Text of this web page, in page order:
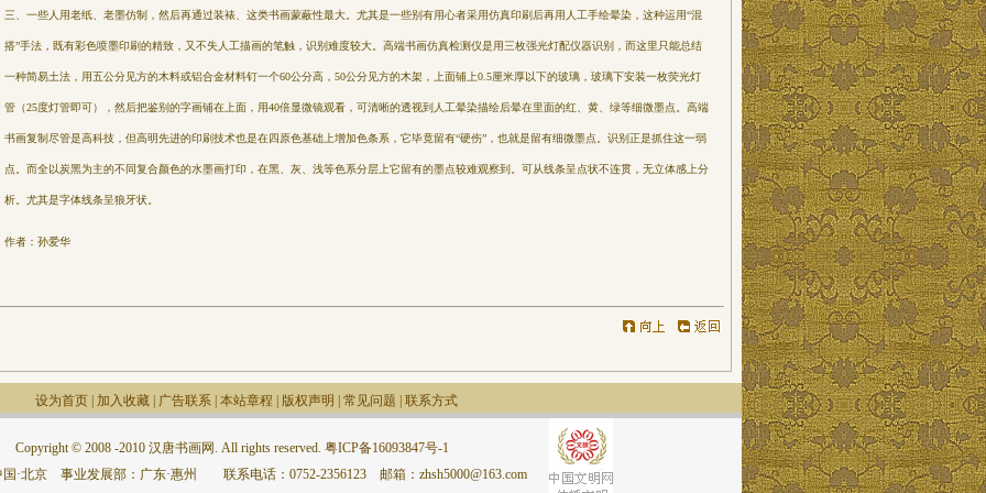
三、一些人用老纸、老墨仿制，然后再通过装裱、这类书画蒙蔽性最大。尤其是一些别有用心者采用仿真印刷后再用人工手绘晕染，这种运用“混
搭”手法，既有彩色喷墨印刷的精致，又不失人工描画的笔触，识别难度较大。高端书画仿真检测仪是用三枚强光灯配仪器识别，而这里只能总结
一种简易土法，用五公分见方的木料或铝合金材料钉一个60公分高，50公分见方的木架，上面铺上0.5厘米厚以下的玻璃，玻璃下安装一枚荧光灯
管（25度灯管即可），然后把鉴别的字画铺在上面，用40倍显微镜观看，可清晰的透视到人工晕染描绘后晕在里面的红、黄、绿等细微墨点。高端
书画复制尽管是高科技，但高明先进的印刷技术也是在四原色基础上增加色条系，它毕竟留有“硬伤”，也就是留有细微墨点。识别正是抓住这一弱
点。而全以炭黑为主的不同复合颜色的水墨画打印，在黑、灰、浅等色系分层上它留有的墨点较难观察到。可从线条呈点状不连贯，无立体感上分
析。尤其是字体线条呈狼牙状。
作者： 孙爱华
设为首页 加入收藏 广告联系 本站章程 版权声明 常见问题 联系方式
Copyright © 2008 -2010 汉唐书画网. All rights reserved. 粤ICP备16093847号-1
国·北京 事业发展部：广东·惠州 联系电话：0752-2356123 邮箱：zhsh5000@163.com